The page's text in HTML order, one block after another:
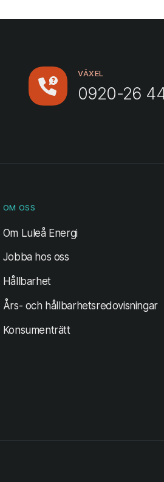
VÄXEL
0920-26
OM OSS
Om Luleå Energi
Jobba hos oss
Hållbarhet
Års- och hållbarhetsredovisningar
Konsumenträtt